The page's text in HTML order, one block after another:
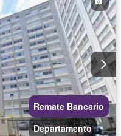
Remate Bancario
Departamento